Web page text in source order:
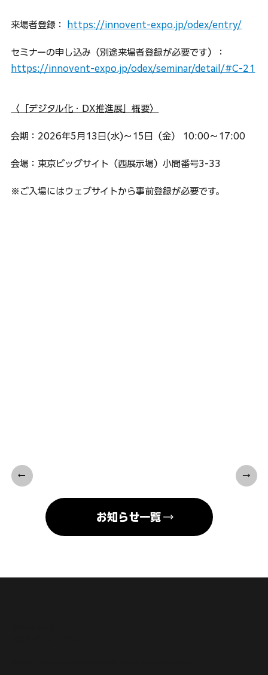
来場者登録： https://innovent-expo.jp/odex/entry/
セミナーの申し込み（別途来場者登録が必要です）：
https://innovent-expo.jp/odex/seminar/detail/#C-21
〈「デジタル化・DX推進展」概要〉
会期：2026年5月13日(水)～15日（金） 10:00～17:00
会場：東京ビッグサイト（西展示場）小間番号3-33
※ご入場にはウェブサイトから事前登録が必要です。
お知らせ一覧